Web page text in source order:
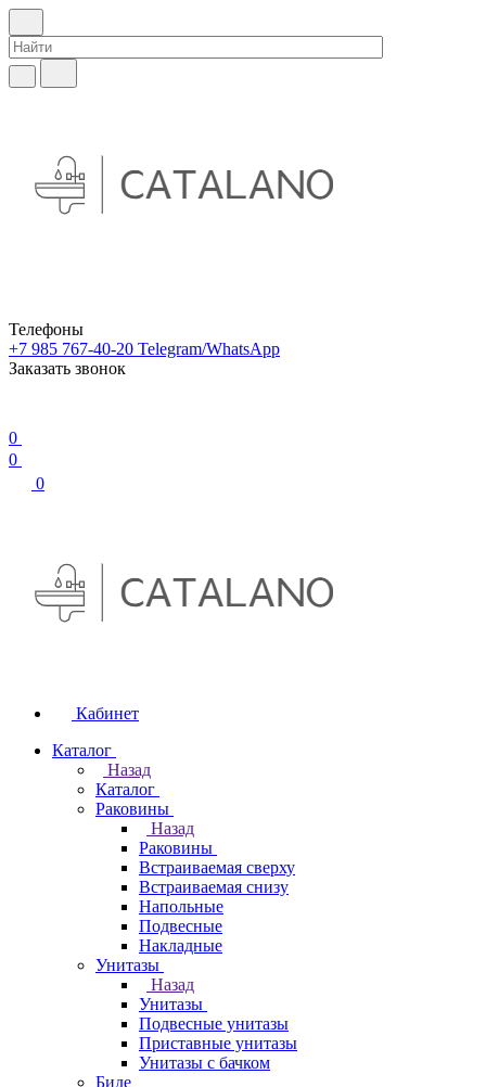
Телефоны
+7 985 767-40-20 Telegram/WhatsApp
Заказать звонок
0
0
0
Кабинет
Каталог
Назад
Каталог
Раковины
Назад
Раковины
Встраиваемая сверху
Встраиваемая снизу
Напольные
Подвесные
Накладные
Унитазы
Назад
Унитазы
Подвесные унитазы
Приставные унитазы
Унитазы с бачком
Биде